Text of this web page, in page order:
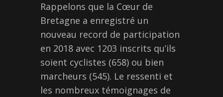
Rappelons que la Cœur de
Bretagne a enregistré un
nouveau record de participation
en 2018 avec 1203 inscrits qu’ils
soient cyclistes (658) ou bien
marcheurs (545). Le ressenti et
les nombreux témoignages de